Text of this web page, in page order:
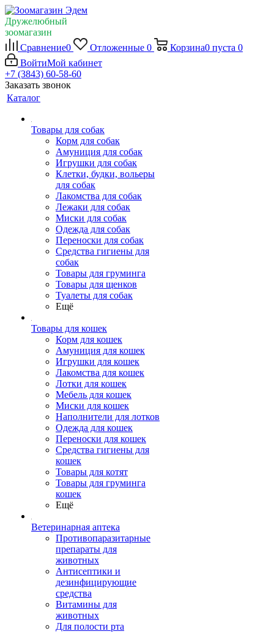
Дружелюбный
зоомагазин
Сравнение0 Отложенные 0 Корзина0 пуста 0
ВойтиМой кабинет
+7 (3843) 60-58-60
Заказать звонок
Каталог
Товары для собак
Корм для собак
Амуниция для собак
Игрушки для собак
Клетки, будки, вольеры
для собак
Лакомства для собак
Лежаки для собак
Миски для собак
Одежда для собак
Переноски для собак
Средства гигиены для
собак
Товары для груминга
Товары для щенков
Туалеты для собак
Ещё
Товары для кошек
Корм для кошек
Амуниция для кошек
Игрушки для кошек
Лакомства для кошек
Лотки для кошек
Мебель для кошек
Миски для кошек
Наполнители для лотков
Одежда для кошек
Переноски для кошек
Средства гигиены для
кошек
Товары для котят
Товары для груминга
кошек
Ещё
Ветеринарная аптека
Противопаразитарные
препараты для
животных
Антисептики и
дезинфицирующие
средства
Витамины для
животных
Для полости рта